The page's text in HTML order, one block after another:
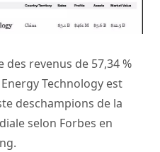
des revenus de 57,34 %
Technology est
deschampions de la
selon Forbes en